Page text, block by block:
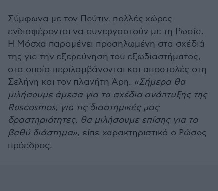
Σύμφωνα με τον Πούτιν, πολλές χώρες
ενδιαφέρονται να συνεργαστούν με τη Ρωσία.
Η Μόσχα παραμένει προσηλωμένη στα σχέδιά
της για την εξερεύνηση του εξωδιαστήματος,
στα οποία περιλαμβάνονται και αποστολές στη
Σελήνη και τον πλανήτη Άρη. «Σήμερα θα
μιλήσουμε άμεσα για τα σχέδια ανάπτυξης της
Roscosmos, για τις διαστημικές μας
δραστηριότητες, θα μιλήσουμε επίσης για το
βαθύ διάστημα», είπε χαρακτηριστικά ο Ρώσος
πρόεδρος.